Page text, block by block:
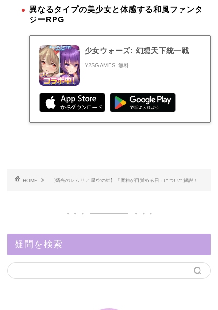
異なるタイプの美少女と体感する和風ファンタ
ジーRPG
少女ウォーズ: 幻想天下統一戦
Y2SGAMES 無料
HOME 【燐光のレムリア 星空の絆】「魔神が目覚める日」について解説！
疑問を検索